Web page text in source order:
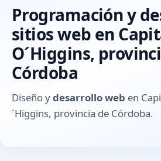
Programación y
sitios web en
O´Higgins,
Córdoba
Diseño ydesarrollo web en
´Higgins, provincia de Córdoba.